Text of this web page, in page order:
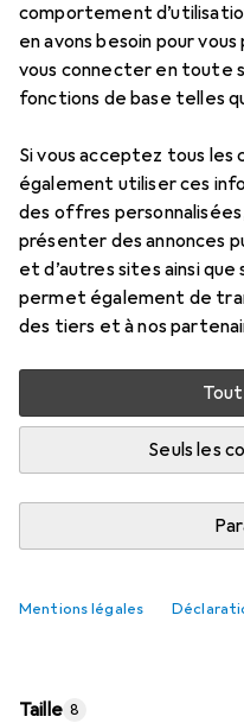
comportement
en avons besoin pour
vous connecter en toute
fonctions de base telles
Si vous acceptez tous les
également utiliser ces
des offres
présenter des annonces
et d’autres sites ainsi que
permet également de
des tiers et à nos
Seuls les
Mentions légales
Gedore20 L 10
pans, 10 mm
Prix en EUR TVA incl.
EUR
21,19
Évaluations
Livré entre lun, 17/8 et
Plus de 10 pièces en
M'informer si le
Taille 8